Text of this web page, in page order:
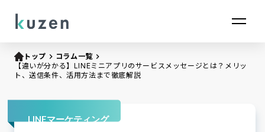
トップ keyboard_arrow_right コラム一覧keyboard_arrow_right
【違いが分かる】LINEミニアプリのサービスメッセージとは？メリッ
ト、送信条件、活用方法まで徹底解説
LINEマーケティング